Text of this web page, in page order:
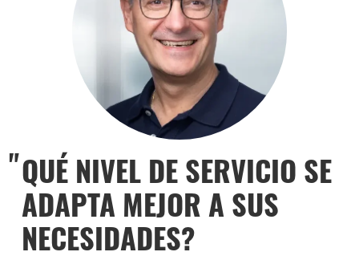
QUÉ NIVEL DE SERVICIO SE
ADAPTA MEJOR A SUS
NECESIDADES?